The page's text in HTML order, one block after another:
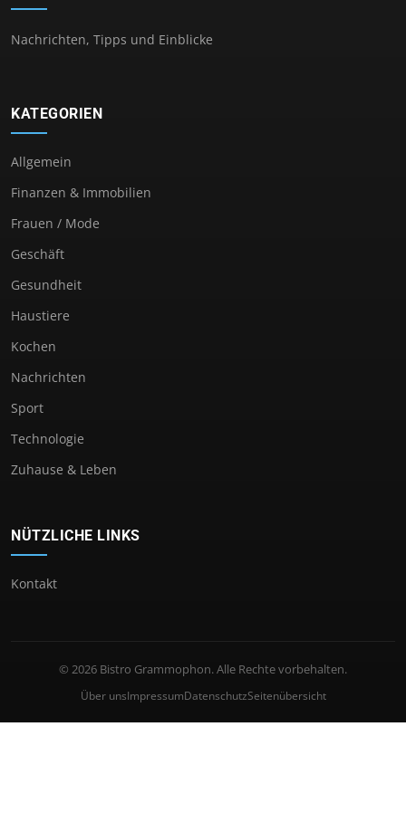
Nachrichten, Tipps und Einblicke
KATEGORIEN
Allgemein
Finanzen & Immobilien
Frauen / Mode
Geschäft
Gesundheit
Haustiere
Kochen
Nachrichten
Sport
Technologie
Zuhause & Leben
NÜTZLICHE LINKS
Kontakt
© 2026 Bistro Grammophon. Alle Rechte vorbehalten.
Über unsImpressumDatenschutzSeitenübersicht